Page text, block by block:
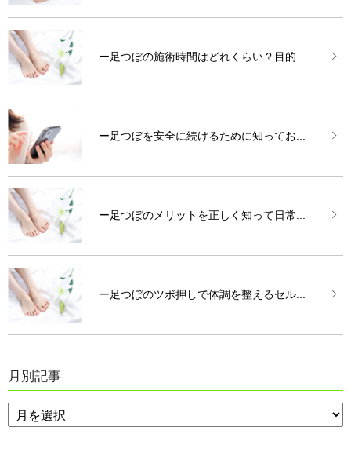
ー足つぼの施術時間はどれくらい？目的...
ー足つぼを安全に続けるために知ってお...
ー足つぼのメリットを正しく知って日常...
ー足つぼのツボ押しで体調を整えるセル...
月別記事